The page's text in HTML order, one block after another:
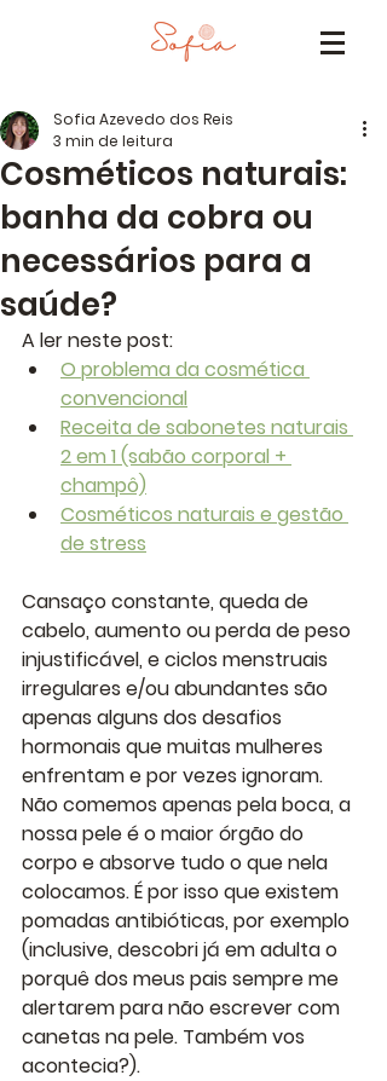
Cosméticos naturais:
banha da cobra ou
necessários para a
saúde?
Sofia Azevedo dos Reis
3 min de leitura
A ler neste post:
O problema da cosmética
convencional
Receita de sabonetes naturais
2 em 1 (sabão corporal +
champô)
Cosméticos naturais e gestão
de stress
Cansaço constante, queda de
cabelo, aumento ou perda de peso
injustificável, e ciclos menstruais
irregulares e/ou abundantes são
apenas alguns dos desafios
hormonais que muitas mulheres
enfrentam e por vezes ignoram.
Não comemos apenas pela boca, a
nossa pele é o maior órgão do
corpo e absorve tudo o que nela
colocamos. É por isso que existem
pomadas antibióticas, por exemplo
(inclusive, descobri já em adulta o
porquê dos meus pais sempre me
alertarem para não escrever com
canetas na pele. Também vos
acontecia?).